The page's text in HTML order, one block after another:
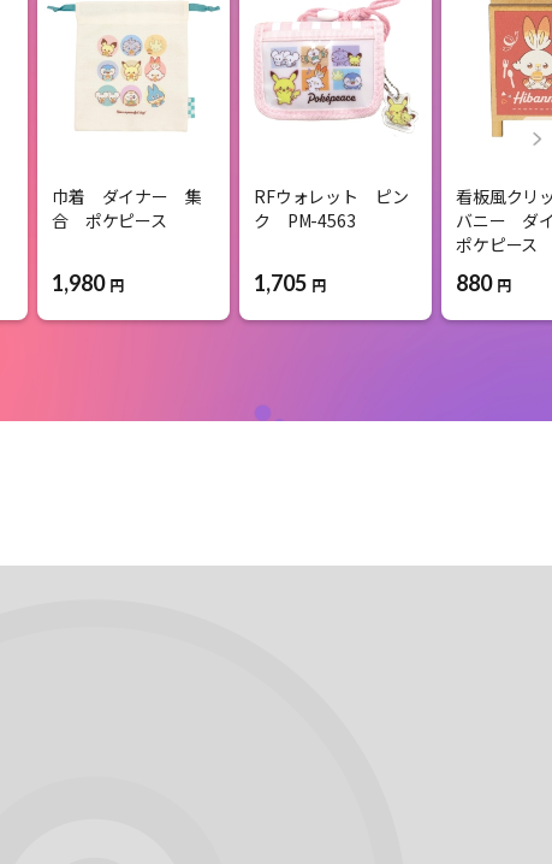
巾着 ダイナー 集
合 ポケピース
1,980 円
RFウォレット ピン
ク PM-4563
1,705 円
看板風クリ
バニー ダ
ポケピース
880 円